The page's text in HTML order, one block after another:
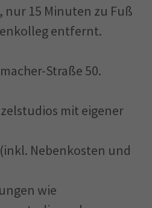
nur 15 Minuten zu Fuß
entfernt.
Straße 50.
mit eigener
Nebenkosten und
wie